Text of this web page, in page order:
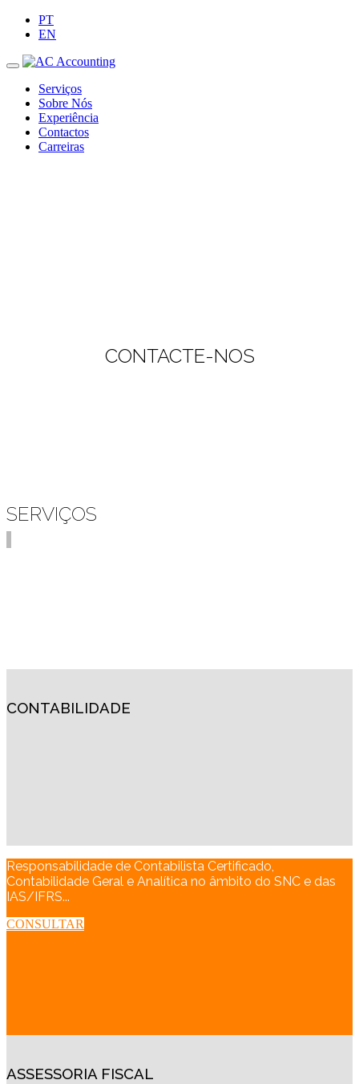
PT
EN
Serviços
Sobre Nós
Experiência
Contactos
Carreiras
CONTACTE-NOS
SERVIÇOS
CONTABILIDADE
Responsabilidade de Contabilista Certificado,
Contabilidade Geral e Analítica no âmbito do SNC e das
IAS/IFRS...
CONSULTAR
ASSESSORIA FISCAL